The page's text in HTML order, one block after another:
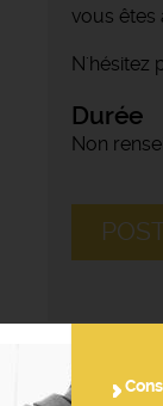
vous êtes
N'hésitez
Durée
Non